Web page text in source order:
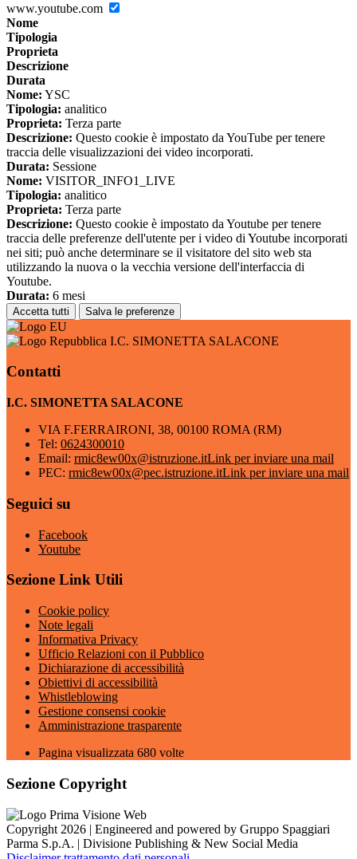
www.youtube.com
Nome
Tipologia
Proprieta
Descrizione
Durata
Nome: YSC
Tipologia: analitico
Proprieta: Terza parte
Descrizione: Questo cookie è impostato da YouTube per tenere
traccia delle visualizzazioni dei video incorporati.
Durata: Sessione
Nome: VISITOR_INFO1_LIVE
Tipologia: analitico
Proprieta: Terza parte
Descrizione: Questo cookie è impostato da Youtube per tenere
traccia delle preferenze dell'utente per i video di Youtube incorporati
nei siti; può anche determinare se il visitatore del sito web sta
utilizzando la nuova o la vecchia versione dell'interfaccia di
Youtube.
Durata: 6 mesi
Accetta tutti Salva le preferenze
I.C. SIMONETTA SALACONE
Contatti
I.C. SIMONETTA SALACONE
VIA F.FERRAIRONI, 38, 00100 ROMA (RM)
Tel: 0624300010
Email: rmic8ew00x@istruzione.itLink per inviare una mail
PEC: rmic8ew00x@pec.istruzione.itLink per inviare una mail
Seguici su
Facebook
Youtube
Sezione Link Utili
Cookie policy
Note legali
Informativa Privacy
Ufficio Relazioni con il Pubblico
Dichiarazione di accessibilità
Obiettivi di accessibilità
Whistleblowing
Gestione consensi cookie
Amministrazione trasparente
Pagina visualizzata 680 volte
Sezione Copyright
Copyright 2026 | Engineered and powered by Gruppo Spaggiari
Parma S.p.A. | Divisione Publishing & New Social Media